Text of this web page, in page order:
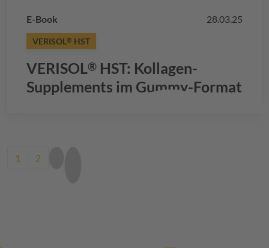
E-Book 28.03.25
VERISOL® HST
VERISOL® HST: Kollagen-
Supplements im Gummy-Format
Current page
1 Page
2